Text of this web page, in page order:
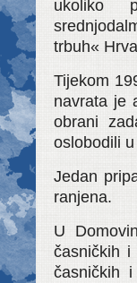
ukoliko
trbuh«
Tijekom
navrata je
obrani
oslobodili
Jedan
ranjena.
U
časničkih
časničkih